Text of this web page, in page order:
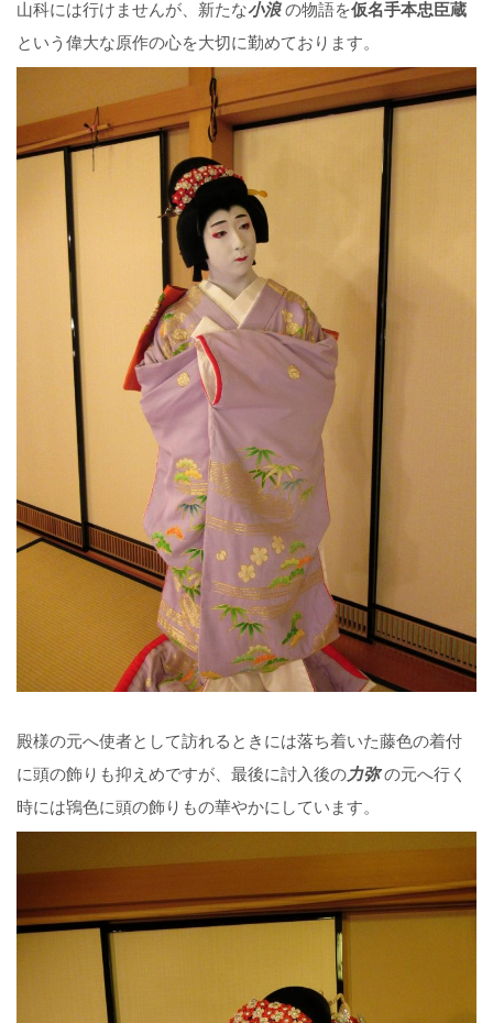
山科には行けませんが、新たな小浪の物語を仮名手本忠臣蔵
という偉大な原作の心を大切に勤めております。
殿様の元へ使者として訪れるときには落ち着いた藤色の着付
に頭の飾りも抑えめですが、最後に討入後の力弥の元へ行く
時には鴇色に頭の飾りもの華やかにしています。